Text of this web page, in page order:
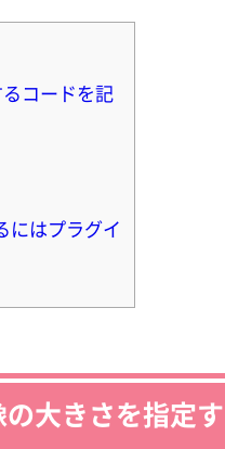
コードを記
にはプラグイ
大きさを指定